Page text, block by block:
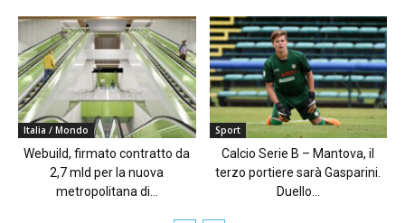
Italia / Mondo
Webuild, firmato contratto da
2,7 mld per la nuova
metropolitana di...
Sport
Calcio Serie B – Mantova, il
terzo portiere sarà Gasparini.
Duello...